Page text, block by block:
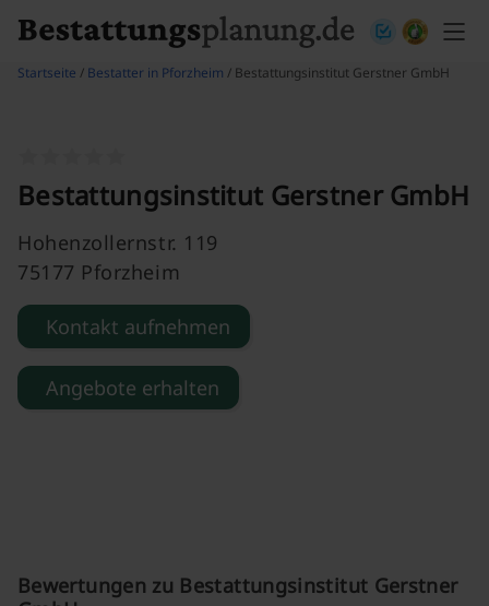
Startseite / Bestatter in Pforzheim / Bestattungsinstitut Gerstner GmbH
Bestattungsinstitut Gerstner GmbH
Hohenzollernstr. 119
75177 Pforzheim
Kontakt aufnehmen
Angebote erhalten
Bewertungen zu Bestattungsinstitut Gerstner